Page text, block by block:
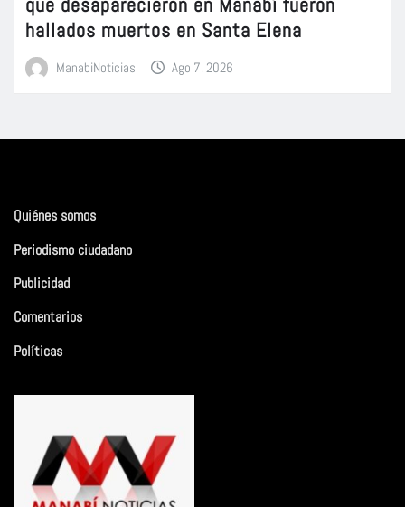
hallados muertos en Santa Elena
ManabiNoticias Ago 7, 2026
Quiénes somos
Periodismo ciudadano
Publicidad
Comentarios
Políticas